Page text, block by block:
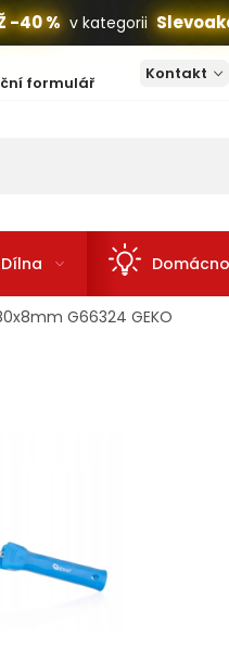
-40 % v kategorii
formulář Kontakt
Dílna
G66324 GEKO